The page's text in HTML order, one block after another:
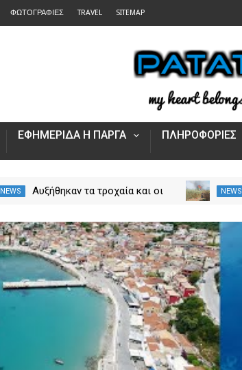
ΦΩΤΟΓΡΑΦΙΕΣ TRAVEL SITEMAP
ΕΦΗΜΕΡΙΔΑ Η ΠΑΡΓΑ ΠΛΗΡΟΦΟΡΙΕΣ
NEWS
Άνοιξε η πλατφόρμα myAGRO
Ενιαία Αίτηση Ενίσχυσης
NEWS